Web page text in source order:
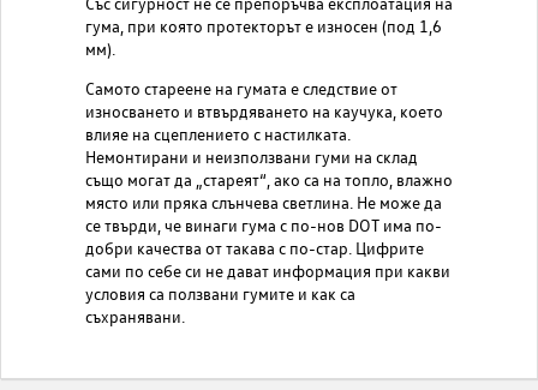
гума, при която протекторът е износен (под 1,6
мм).
Самото стареене на гумата е следствие от
износването и втвърдяването на каучука, което
влияе на сцеплението с настилката.
Немонтирани и неизползвани гуми на склад
също могат да „стареят“, ако са на топло, влажно
място или пряка слънчева светлина. Не може да
се твърди, че винаги гума с по-нов DOT има по-
добри качества от такава с по-стар. Цифрите
сами по себе си не дават информация при какви
условия са ползвани гумите и как са
съхранявани.